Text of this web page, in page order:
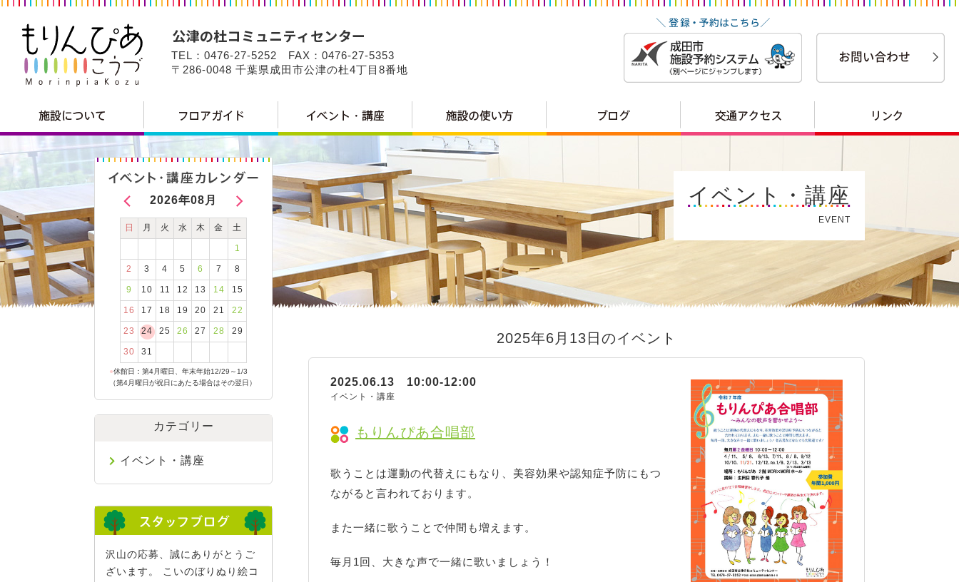
TEL：0476-27-5252 FAX：0476-27-5353
〒286-0048 千葉県成田市公津の杜4丁目8番地
イベント・講座
EVENT
2025年6月13日のイベント
もりんぴあ合唱部
2025.06.13 10:00-12:00
イベント・講座
歌うことは運動の代替えにもなり、美容効果や認知症予防にもつ
ながると言われております。
また一緒に歌うことで仲間も増えます。
毎月1回、大きな声で一緒に歌いましょう！
2026年08月
日 月 火 水 木 金 土
1
2 3 4 5 6 7 8
9 10 11 12 13 14 15
16 17 18 19 20 21 22
23 24 25 26 27 28 29
30 31
●休館日：第4月曜日、年末年始12/29～1/3
（第4月曜日が祝日にあたる場合はその翌日）
カテゴリー
イベント・講座
沢山の応募、誠にありがとうご
ざいます。 こいのぼりぬり絵コ